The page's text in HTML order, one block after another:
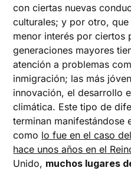
con ciertas nuevas
culturales; y por otro,
menor interés por ciertos
generaciones mayores
atención a problemas
inmigración; las más
innovación, el desarrollo
climática. Este tipo de
terminan manifestándose
como lo fue en el caso
hace unos años en el
Unido, muchos lugares